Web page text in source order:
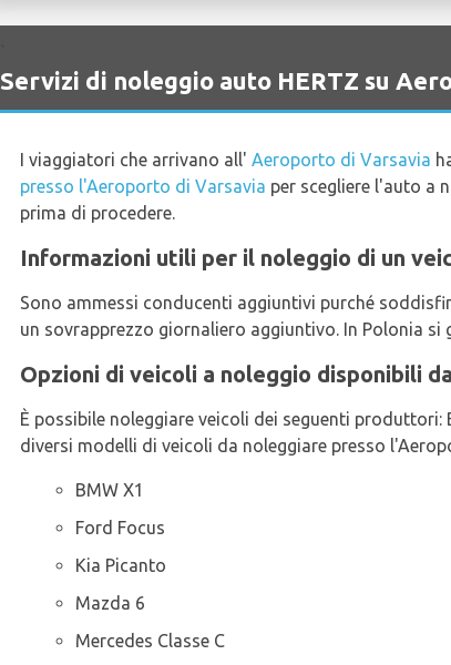
Servizi di noleggio auto HERTZ su
I viaggiatori che arrivano all' Aeroporto di Varsavia
presso l'Aeroporto di Varsavia per scegliere l'auto a
prima di procedere.
Informazioni utili per il noleggio di un
Sono ammessi conducenti aggiuntivi purché
un sovrapprezzo giornaliero aggiuntivo. In Polonia
Opzioni di veicoli a noleggio disponibili
È possibile noleggiare veicoli dei seguenti produttori:
diversi modelli di veicoli da noleggiare presso
BMW X1
Ford Focus
Kia Picanto
Mazda 6
Mercedes Classe C